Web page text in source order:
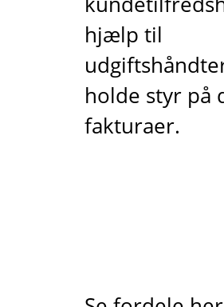
hjælp til
holde styr på
fakturaer.